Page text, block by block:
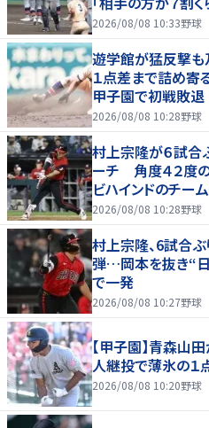
学館ベンチへ一礼
2026/08/08 10:33野球
遊学館が猛反撃
１点差まで詰め
甲子園で初戦敗退
2026/08/08 10:28野球
村上宗隆が６試合
ーチ 角度４２度
ビハインドのチー
2026/08/08 10:28野球
村上宗隆、6試合
弾…岡本を抜き“
で一発
2026/08/08 10:27野球
【甲子園】青森山
人継投で薄氷の１
2026/08/08 10:20野球